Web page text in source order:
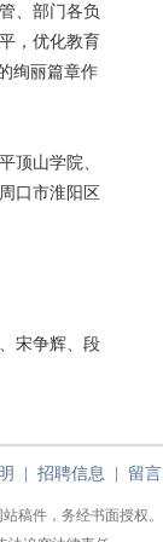
、部门各负
，优化教育
绚丽篇章作
顶山学院、
口市淮阳区
宋争辉、段
招聘信息 留
稿件，务经书面授权。